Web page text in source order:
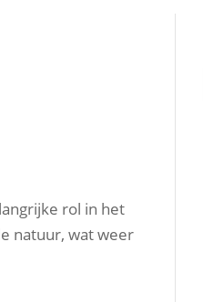
rol in het
natuur, wat weer